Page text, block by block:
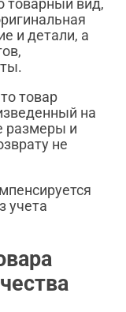
товарный вид,
и детали, а
товар
на
размеры и
не
учета